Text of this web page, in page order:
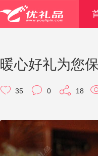
暖心好礼为您
35 0 18